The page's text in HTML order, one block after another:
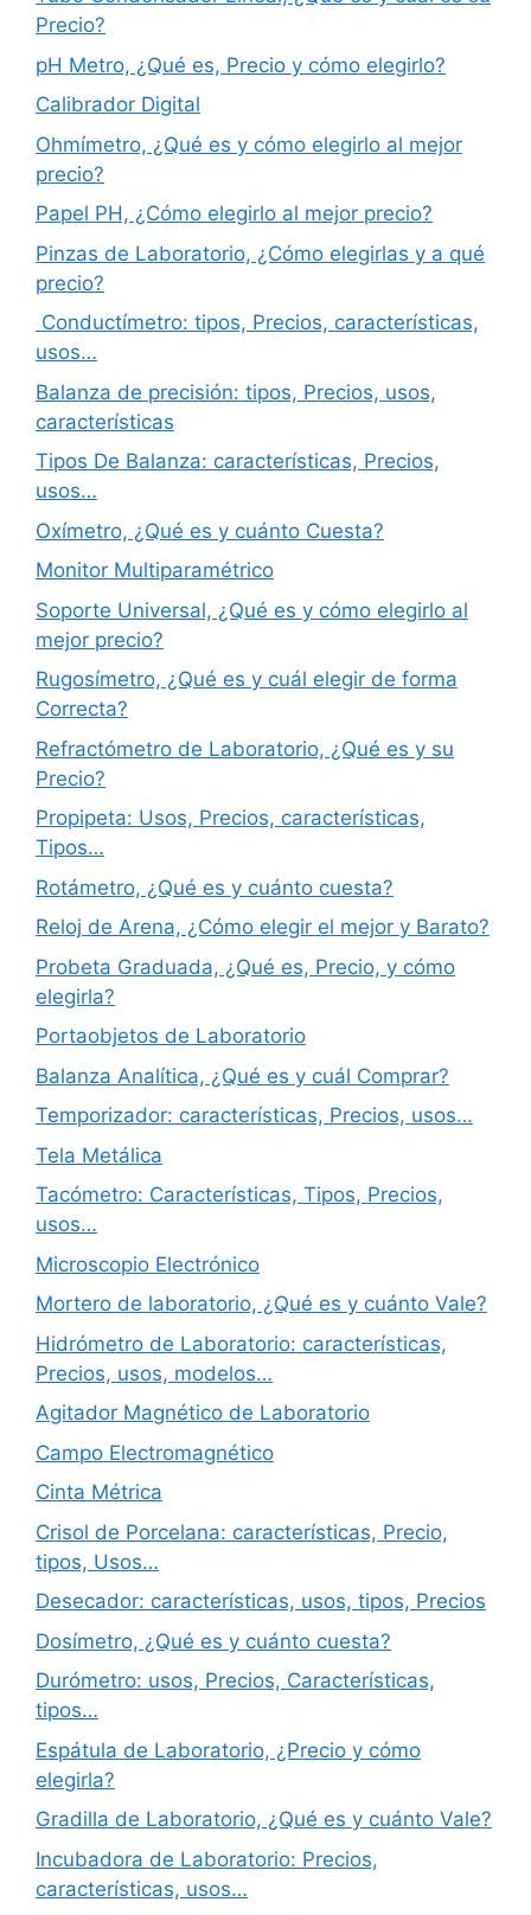
Precio?
pH Metro, ¿Qué es, Precio y cómo elegirlo?
Calibrador Digital
Ohmímetro, ¿Qué es y cómo elegirlo al mejor
precio?
Papel PH, ¿Cómo elegirlo al mejor precio?
Pinzas de Laboratorio, ¿Cómo elegirlas y a qué
precio?
Conductímetro: tipos, Precios, características,
usos…
Balanza de precisión: tipos, Precios, usos,
características
Tipos De Balanza: características, Precios,
usos…
Oxímetro, ¿Qué es y cuánto Cuesta?
Monitor Multiparamétrico
Soporte Universal, ¿Qué es y cómo elegirlo al
mejor precio?
Rugosímetro, ¿Qué es y cuál elegir de forma
Correcta?
Refractómetro de Laboratorio, ¿Qué es y su
Precio?
Propipeta: Usos, Precios, características,
Tipos…
Rotámetro, ¿Qué es y cuánto cuesta?
Reloj de Arena, ¿Cómo elegir el mejor y Barato?
Probeta Graduada, ¿Qué es, Precio, y cómo
elegirla?
Portaobjetos de Laboratorio
Balanza Analítica, ¿Qué es y cuál Comprar?
Temporizador: características, Precios, usos…
Tela Metálica
Tacómetro: Características, Tipos, Precios,
usos…
Microscopio Electrónico
Mortero de laboratorio, ¿Qué es y cuánto Vale?
Hidrómetro de Laboratorio: características,
Precios, usos, modelos…
Agitador Magnético de Laboratorio
Campo Electromagnético
Cinta Métrica
Crisol de Porcelana: características, Precio,
tipos, Usos…
Desecador: características, usos, tipos, Precios
Dosímetro, ¿Qué es y cuánto cuesta?
Durómetro: usos, Precios, Características,
tipos…
Espátula de Laboratorio, ¿Precio y cómo
elegirla?
Gradilla de Laboratorio, ¿Qué es y cuánto Vale?
Incubadora de Laboratorio: Precios,
características, usos…